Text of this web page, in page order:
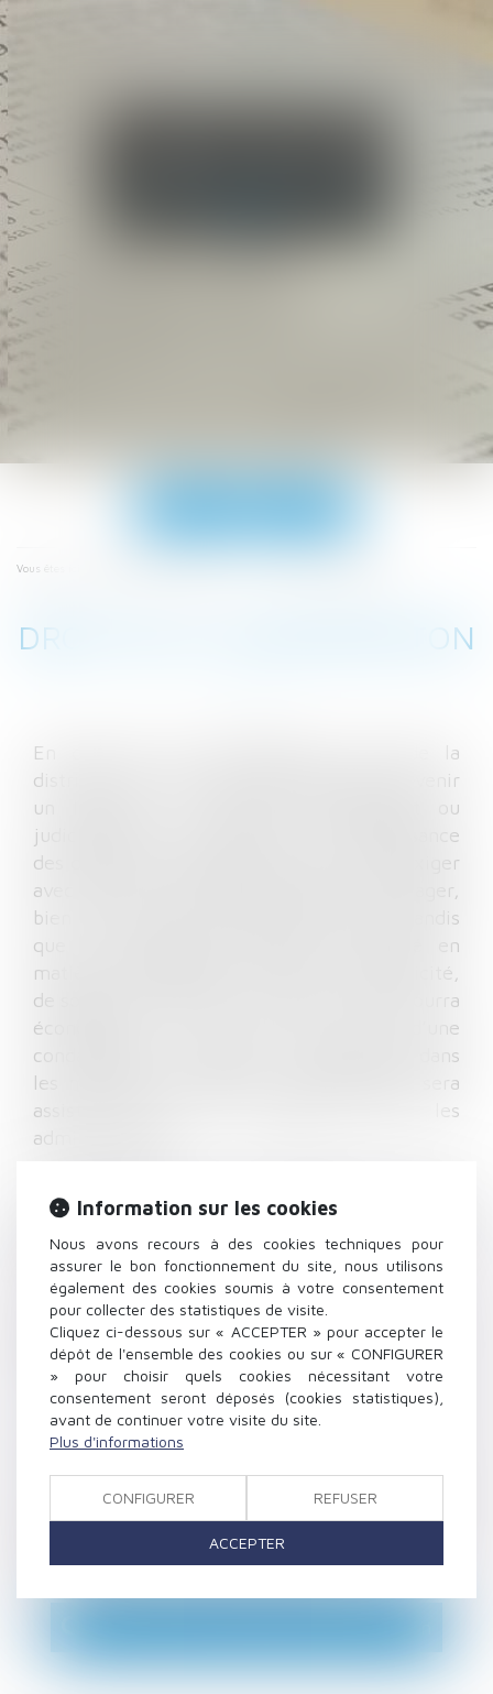
Vous êtes ici :
DROIT DE LA CONSOMMATON
En droit de la consommation, droit de la
distribution et de la concurrence pour prévenir
un litige ou le résoudre amiablement ou
judiciairement, sachant que la connaissance
des droits des consommateurs permet d’exiger
avec succès le respect des droits de l’usager,
bien souvent sans procédure judiciaire, tandis
que le commerçant utilement conseillé en
matière d’information sur les prix, de publicité,
de soldes, de garantie du produit vendu, pourra
économiser le coût très lourd d’une
condamnation ou négocier l’indemnisation dans
les meilleures conditions. L'entrepreneur sera
assisté dans ses relations avec les
administrations.
Ces domaines du droit relèvent du Droit
Commercial, du Droit de la Concurrence et du
Droit Communautaire, de sorte que le recours à
un professionnel du droit est impératif.
Ainsi la société ARTHUS vous assiste
notamment
pour rédiger vos conditions générales de
vente, d'achat, de services, d'utilisation
pour la rédaction des contrats permettant
de mettre en place un réseau de distribution,
de franchise, de courtage ou autre.
Information sur les cookies
Nous avons recours à des cookies techniques pour
assurer le bon fonctionnement du site, nous utilisons
également des cookies soumis à votre consentement
pour collecter des statistiques de visite.
Cliquez ci-dessous sur « ACCEPTER » pour accepter le
dépôt de l'ensemble des cookies ou sur « CONFIGURER
» pour choisir quels cookies nécessitant votre
consentement seront déposés (cookies statistiques),
avant de continuer votre visite du site.
Plus d'informations
CONFIGURER REFUSER
ACCEPTER